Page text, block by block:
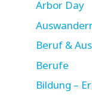
Arbor Day
Beruf &
Berufe
Bildung –